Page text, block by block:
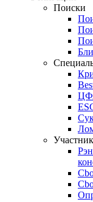
Поиски